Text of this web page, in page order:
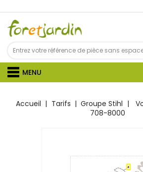
MENU
Accueil Tarifs Groupe Stihl
708-8000